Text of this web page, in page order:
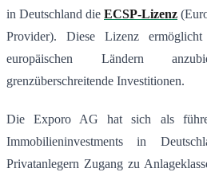
in Deutschland die ECSP-Lizenz
Provider). Diese Lizenz
europäischen Ländern
grenzüberschreitende Investitionen.
Die Exporo AG hat sich als
Immobilieninvestments in
Privatanlegern Zugang zu